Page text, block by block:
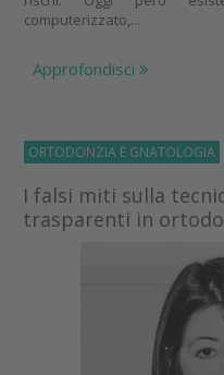
computerizzato,...
Approfondisci
ORTODONZIA E GNATOLOGIA
I falsi miti sulla
trasparenti in